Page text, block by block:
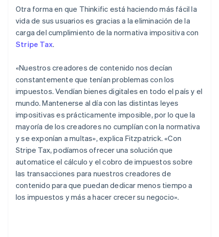
Otra forma en que Thinkific está haciendo más fácil la
vida de sus usuarios es gracias a la eliminación de la
carga del cumplimiento de la normativa impositiva con
Stripe Tax.
«Nuestros creadores de contenido nos decían
constantemente que tenían problemas con los
impuestos. Vendían bienes digitales en todo el país y el
mundo. Mantenerse al día con las distintas leyes
impositivas es prácticamente imposible, por lo que la
mayoría de los creadores no cumplían con la normativa
y se exponían a multas», explica Fitzpatrick. «Con
Stripe Tax, podíamos ofrecer una solución que
automatice el cálculo y el cobro de impuestos sobre
las transacciones para nuestros creadores de
contenido para que puedan dedicar menos tiempo a
los impuestos y más a hacer crecer su negocio».